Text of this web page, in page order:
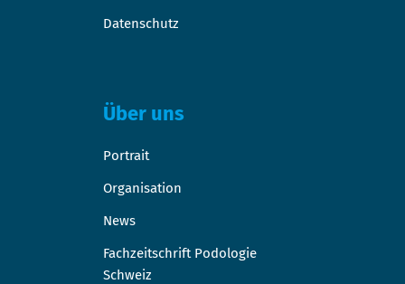
Über uns
Portrait
Organisation
News
Fachzeitschrift Podologie
Schweiz
Datenschutz